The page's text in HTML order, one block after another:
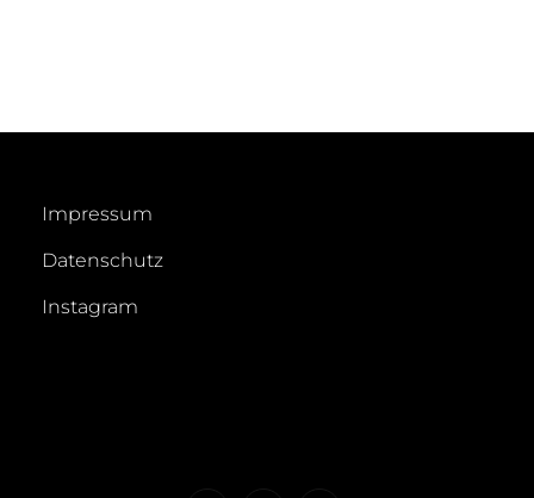
Impressum
Datenschutz
Instagram